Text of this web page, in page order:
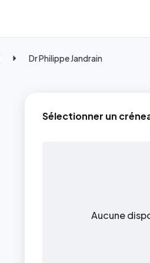
Dr Philippe Jandrain
Sélectionner un
Aucune